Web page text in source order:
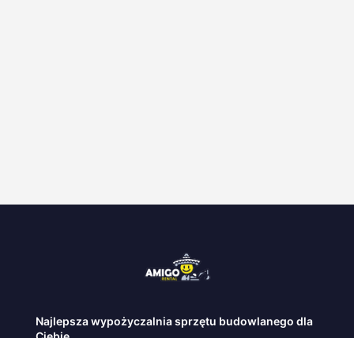
Najlepsza wypożyczalnia sprzętu budowlanego dla